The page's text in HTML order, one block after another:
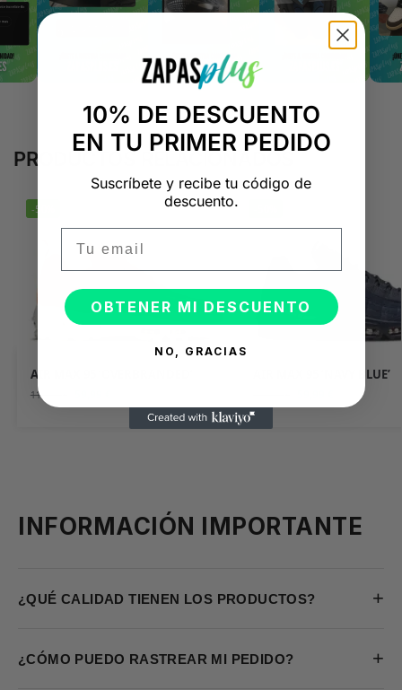
PRODUCTOS RELACIONADOS
-50%
AIR MAX 95 ‘OVERBRANDED’
119,99
AIR MAX 95 ‘NAVY BLUE’
INFORMACIÓN IMPORTANTE
¿QUÉ CALIDAD TIENEN LOS PRODUCTOS? +
¿CÓMO PUEDO RASTREAR MI PEDIDO? +
10% DE DESCUENTO
EN TU PRIMER PEDIDO
Suscríbete y recibe tu código de
descuento.
OBTENER MI DESCUENTO
NO, GRACIAS